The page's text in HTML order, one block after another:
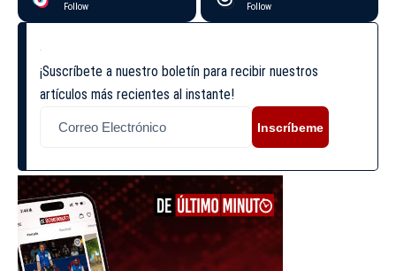
Follow Follow
¡Suscríbete a nuestro boletín para recibir nuestros
artículos más recientes al instante!
Inscríbeme